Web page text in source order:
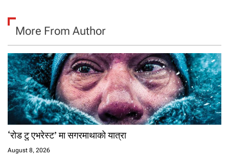
More From Author
‘रोड टु एभरेस्ट’ मा सगरमाथाको यात्रा
August 8, 2026